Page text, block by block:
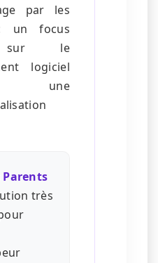
par les
un focus
sur le
logiciel
Parents
très